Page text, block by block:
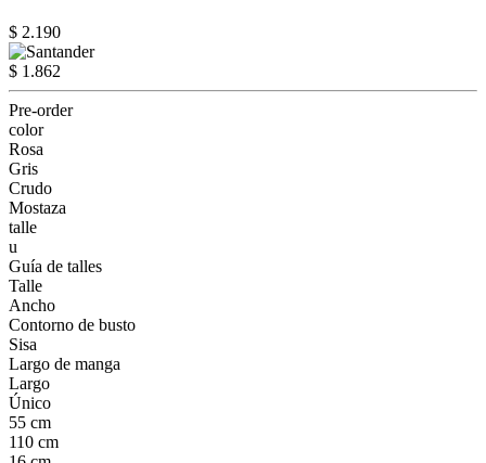
$ 2.190
$ 1.862
Pre-order
color
Rosa
Gris
Crudo
Mostaza
talle
u
Guía de talles
Talle
Ancho
Contorno de busto
Sisa
Largo de manga
Largo
Único
55 cm
110 cm